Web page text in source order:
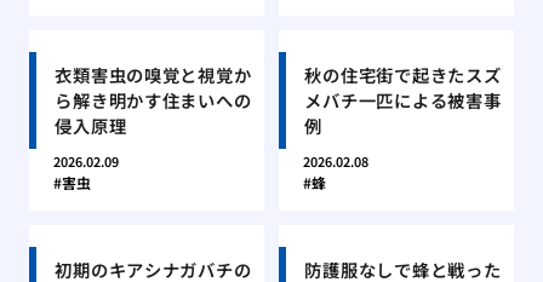
衣類害虫の嗅覚と視覚か
ら解き明かす住まいへの
侵入原理
2026.02.09
害虫
秋の住宅街で起きたスズ
メバチ一匹による被害事
例
2026.02.08
蜂
初期のキアシナガバチの
防護服なしで蜂と戦った